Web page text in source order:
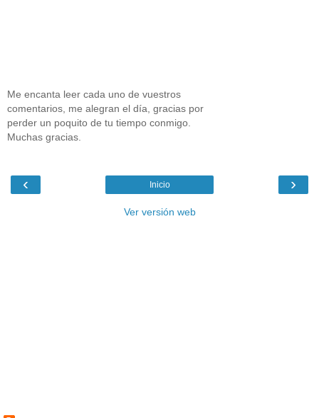
Me encanta leer cada uno de vuestros
comentarios, me alegran el día, gracias por
perder un poquito de tu tiempo conmigo.
Muchas gracias.
‹ ›
Inicio
Ver versión web